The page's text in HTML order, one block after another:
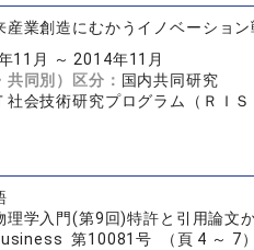
産業創造にむかうイノベーショ
11月 ～ 2014年11月
同別）区分： 国内共同研究
社会技術研究プログラム（ＲＩＳ
理学入門(第9回)特許と引用論文
第10081号 （頁 4 ～ 7）